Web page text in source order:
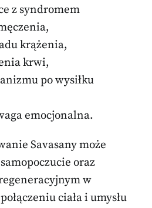
z syndromem
krążenia,
krwi,
po wysiłku
emocjonalna.
Savasany może
oraz
w
ciała i umysłu